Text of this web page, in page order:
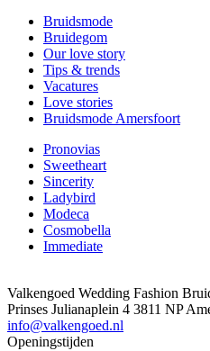
Bruidsmode
Bruidegom
Our love story
Tips & trends
Vacatures
Love stories
Bruidsmode Amersfoort
Pronovias
Sweetheart
Sincerity
Ladybird
Modeca
Cosmobella
Immediate
Valkengoed Wedding Fashion
Prinses Julianaplein 4 3811 NP
info@valkengoed.nl
Openingstijden